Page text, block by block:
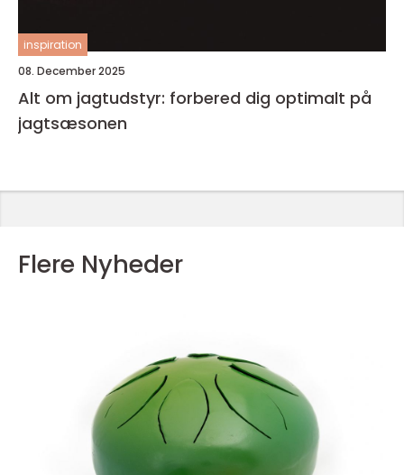
inspiration
08. December 2025
Alt om jagtudstyr: forbered dig optimalt på
jagtsæsonen
Flere Nyheder